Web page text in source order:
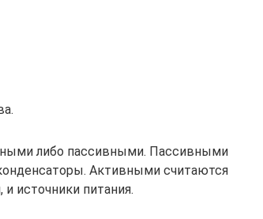
либо пассивными. Пассивными
Активными считаются
источники питания.